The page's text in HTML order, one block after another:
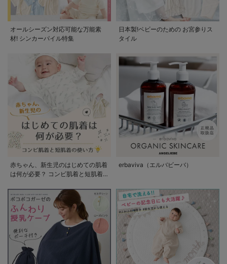
オールシーズン対応可能な万能素
材! シンカーパイル特集
日本製!ベビーのための お宮参りス
タイル
赤ちゃん、新生児のはじめての肌着
は何が必要？ コンビ肌着と短肌着
erbaviva（エルバビーバ）